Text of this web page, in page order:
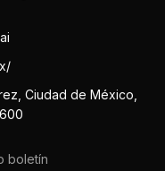
Ciudad de México,
boletín